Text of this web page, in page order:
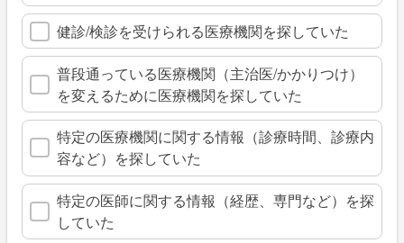
健診/検診を受けられる医療機関を探していた
普段通っている医療機関（主治医/かかりつけ）
を変えるために医療機関を探していた
特定の医療機関に関する情報（診療時間、診療内
容など）を探していた
特定の医師に関する情報（経歴、専門など）を探
していた